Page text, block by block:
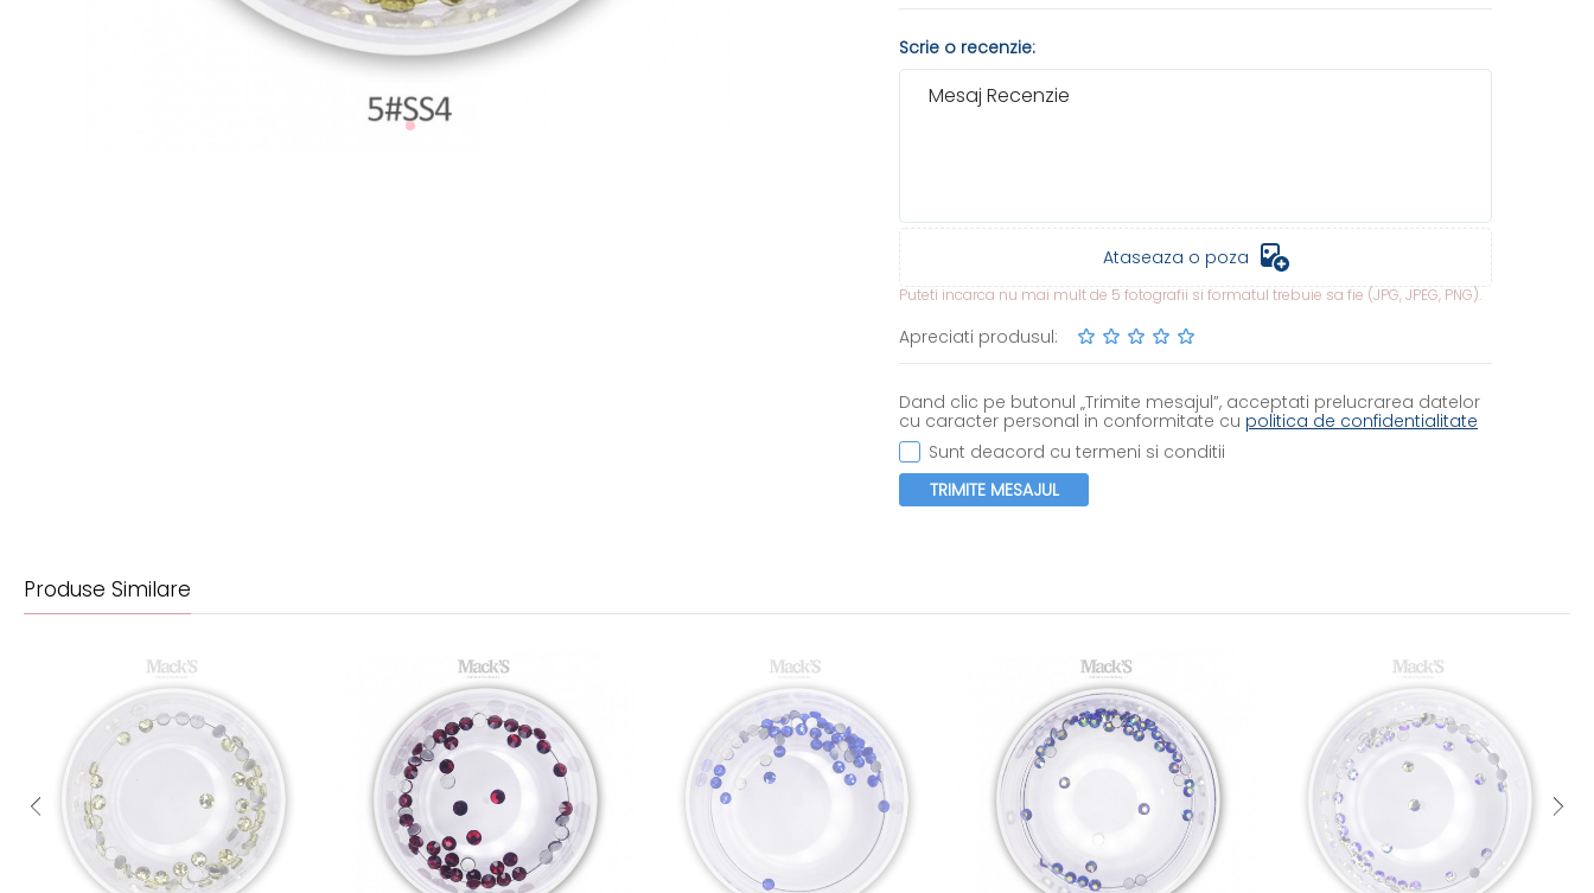
Scrie o recenzie:
Mesaj Recenzie
Ataseaza o poza
Puteti incarca nu mai mult de 5 fotografii si formatul trebuie sa fie (JPG, JPEG, PNG).
Apreciati produsul:
Dand clic pe butonul „Trimite mesajul”, acceptati prelucrarea datelor
cu caracter personal in conformitate cu politica de confidentialitate
Sunt deacord cu termeni si conditii
TRIMITE MESAJUL
Produse Similare